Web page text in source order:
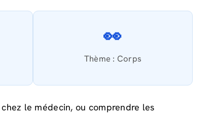
👀
Thème : Corps
le médecin, ou comprendre les